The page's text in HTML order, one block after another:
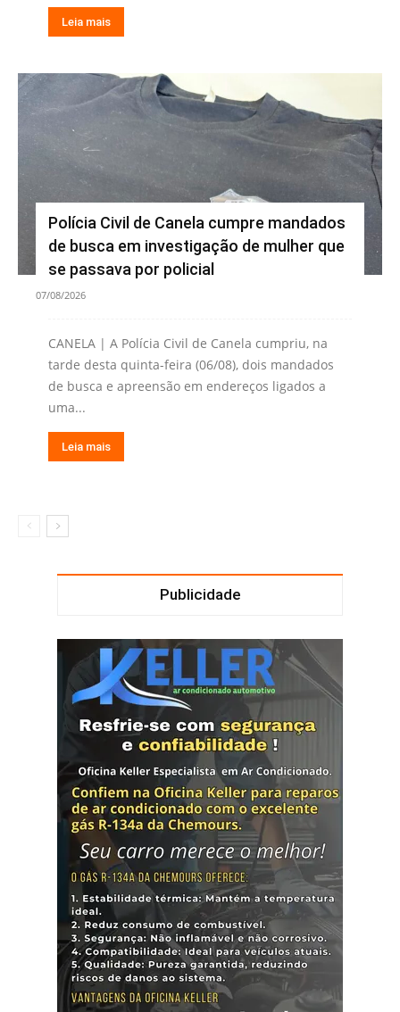
Leia mais
Polícia Civil de Canela cumpre mandados
de busca em investigação de mulher que
se passava por policial
07/08/2026
CANELA | A Polícia Civil de Canela cumpriu, na
tarde desta quinta-feira (06/08), dois mandados
de busca e apreensão em endereços ligados a
uma...
Leia mais
Publicidade